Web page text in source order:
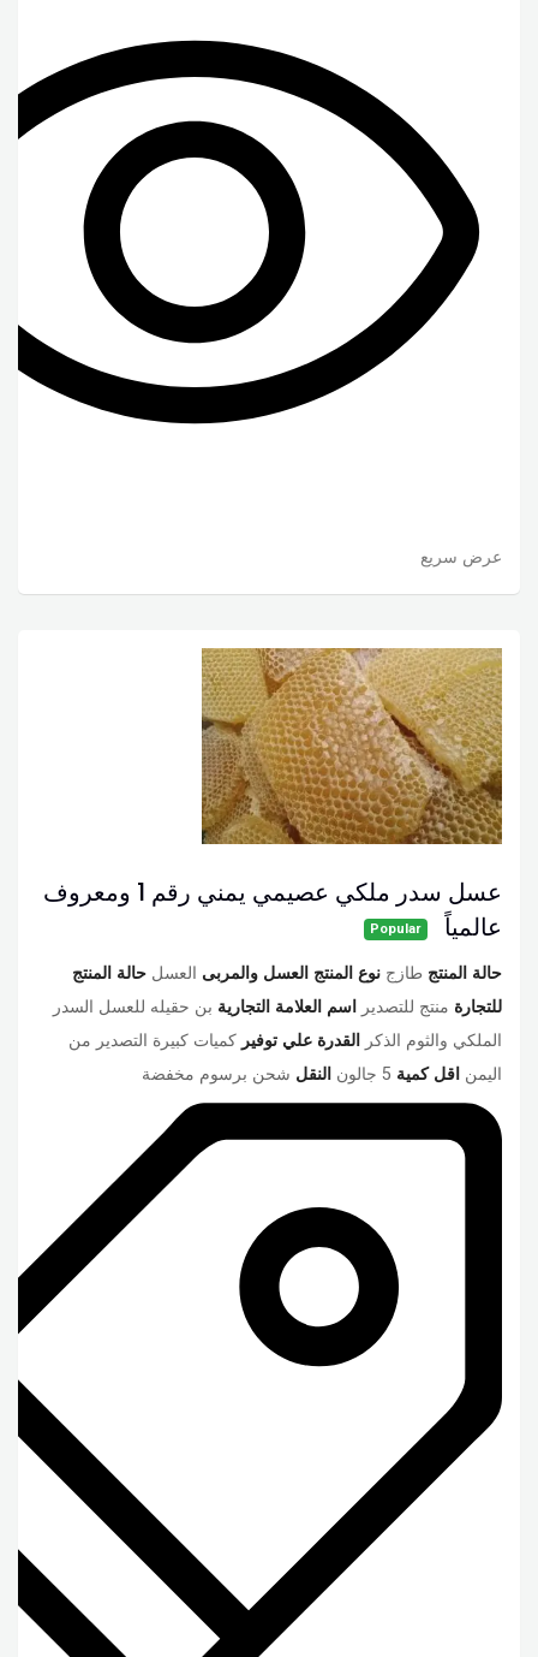
عرض سريع
عسل سدر ملكي عصيمي يمني رقم 1 ومعروف
عالمياً
Popular
حالة المنتج طازج نوع المنتج العسل والمربى العسل حالة المنتج
للتجارة منتج للتصدير اسم العلامة التجارية بن حقيله للعسل السدر
الملكي والثوم الذكر القدرة علي توفير كميات كبيرة التصدير من
اليمن اقل كمية 5 جالون النقل شحن برسوم مخفضة